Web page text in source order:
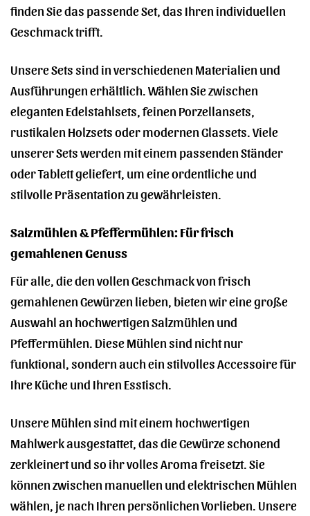
finden Sie das passende Set, das Ihren individuellen
Geschmack trifft.
Unsere Sets sind in verschiedenen Materialien und
Ausführungen erhältlich. Wählen Sie zwischen
eleganten Edelstahlsets, feinen Porzellansets,
rustikalen Holzsets oder modernen Glassets. Viele
unserer Sets werden mit einem passenden Ständer
oder Tablett geliefert, um eine ordentliche und
stilvolle Präsentation zu gewährleisten.
Salzmühlen & Pfeffermühlen: Für frisch
gemahlenen Genuss
Für alle, die den vollen Geschmack von frisch
gemahlenen Gewürzen lieben, bieten wir eine große
Auswahl an hochwertigen Salzmühlen und
Pfeffermühlen. Diese Mühlen sind nicht nur
funktional, sondern auch ein stilvolles Accessoire für
Ihre Küche und Ihren Esstisch.
Unsere Mühlen sind mit einem hochwertigen
Mahlwerk ausgestattet, das die Gewürze schonend
zerkleinert und so ihr volles Aroma freisetzt. Sie
können zwischen manuellen und elektrischen Mühlen
wählen, je nach Ihren persönlichen Vorlieben. Unsere